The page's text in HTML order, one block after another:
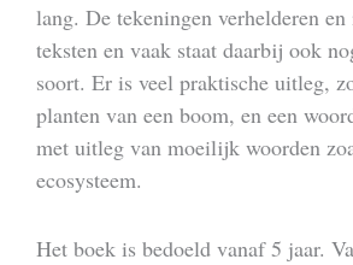
lang. De tekeningen verhelderen
teksten en vaak staat daarbij ook
soort. Er is veel praktische uitleg,
planten van een boom, en een
met uitleg van moeilijk woorden
ecosysteem.
Het boek is bedoeld vanaf 5 jaar.